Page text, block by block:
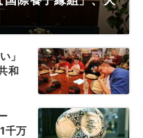
」
和
千万